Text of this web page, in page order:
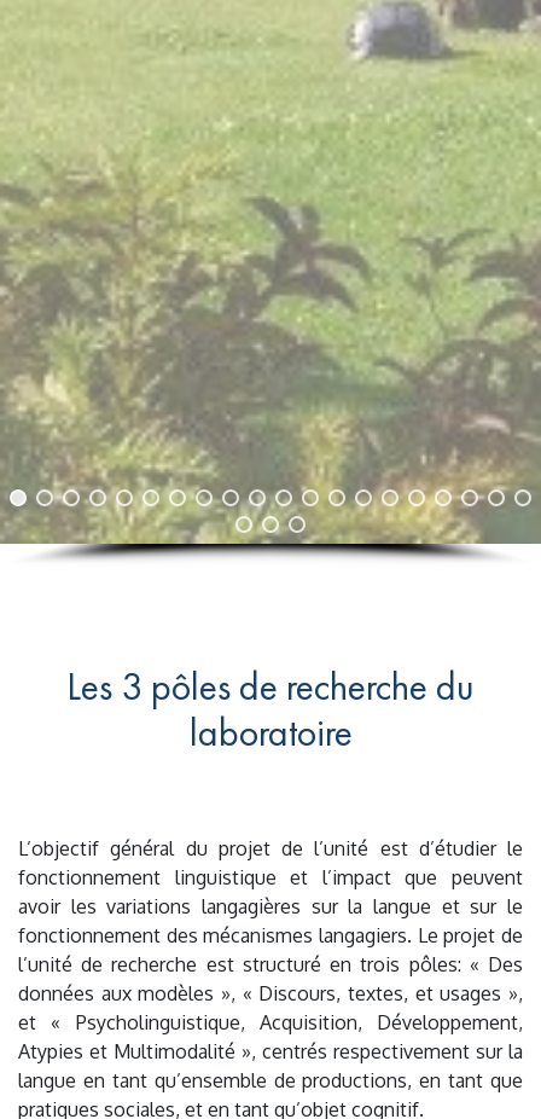
Les 3 pôles de recherche du
laboratoire
L’objectif général du projet de l’unité est d’étudier le
fonctionnement linguistique et l’impact que peuvent
avoir les variations langagières sur la langue et sur le
fonctionnement des mécanismes langagiers. Le projet de
l’unité de recherche est structuré en trois pôles: « Des
données aux modèles », « Discours, textes, et usages »,
et « Psycholinguistique, Acquisition, Développement,
Atypies et Multimodalité », centrés respectivement sur la
langue en tant qu’ensemble de productions, en tant que
pratiques sociales, et en tant qu’objet cognitif.